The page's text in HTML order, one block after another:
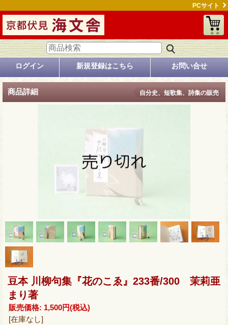
PCサイト
ログイン 新規登録はこちら お問い合せ
商品詳細 自分史、短歌集、詩集の販売
豆本 川柳句集『花のこゑ』233番/300 茉莉亜
まり著
販売価格: 1,500円(税込)
[在庫なし]